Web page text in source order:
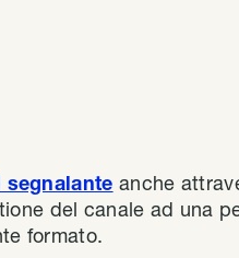
anche
del canale ad una
formato.